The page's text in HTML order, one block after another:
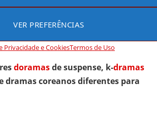
VER PREFERÊNCIAS
Privacidade e CookiesTermos de Uso
a série como forte candidata
doramasde suspense, k-dramas
dramas coreanos diferentes para